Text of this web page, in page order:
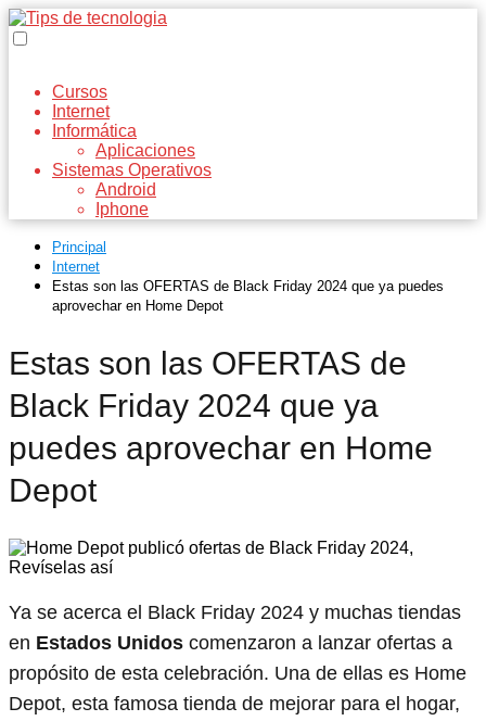
Cursos
Internet
Informática
Aplicaciones
Sistemas Operativos
Android
Iphone
Principal
Internet
Estas son las OFERTAS de Black Friday 2024 que ya puedes
aprovechar en Home Depot
Estas son las OFERTAS de
Black Friday 2024 que ya
puedes aprovechar en Home
Depot
Ya se acerca el Black Friday 2024 y muchas tiendas
en Estados Unidos comenzaron a lanzar ofertas a
propósito de esta celebración. Una de ellas es Home
Depot, esta famosa tienda de mejorar para el hogar,